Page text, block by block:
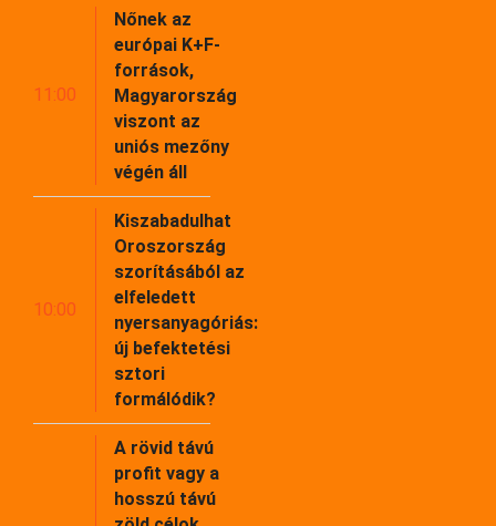
11:00
Nőnek az
európai K+F-
források,
Magyarország
viszont az
uniós mezőny
végén áll
10:00
Kiszabadulhat
Oroszország
szorításából az
elfeledett
nyersanyagóriás:
új befektetési
sztori
formálódik?
A rövid távú
profit vagy a
hosszú távú